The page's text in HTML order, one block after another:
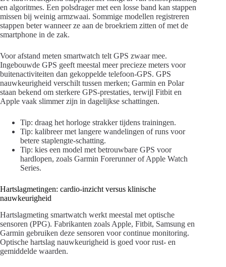
en algoritmes. Een polsdrager met een losse band kan stappen
missen bij weinig armzwaai. Sommige modellen registreren
stappen beter wanneer ze aan de broekriem zitten of met de
smartphone in de zak.
Voor afstand meten smartwatch telt GPS zwaar mee.
Ingebouwde GPS geeft meestal meer precieze meters voor
buitenactiviteiten dan gekoppelde telefoon-GPS. GPS
nauwkeurigheid verschilt tussen merken; Garmin en Polar
staan bekend om sterkere GPS-prestaties, terwijl Fitbit en
Apple vaak slimmer zijn in dagelijkse schattingen.
Tip: draag het horloge strakker tijdens trainingen.
Tip: kalibreer met langere wandelingen of runs voor
betere staplengte-schatting.
Tip: kies een model met betrouwbare GPS voor
hardlopen, zoals Garmin Forerunner of Apple Watch
Series.
Hartslagmetingen: cardio-inzicht versus klinische
nauwkeurigheid
Hartslagmeting smartwatch werkt meestal met optische
sensoren (PPG). Fabrikanten zoals Apple, Fitbit, Samsung en
Garmin gebruiken deze sensoren voor continue monitoring.
Optische hartslag nauwkeurigheid is goed voor rust- en
gemiddelde waarden.